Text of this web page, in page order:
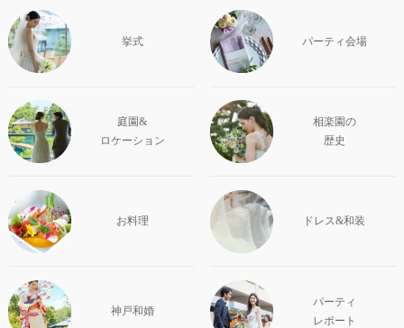
挙式 パーティ会場
庭園&
ロケーション
相楽園の
歴史
お料理 ドレス&和装
神戸和婚
パーティ
レポート